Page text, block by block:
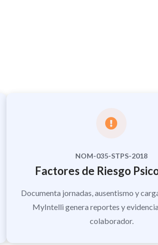
NOM-035-STPS-2018
Factores de Riesgo
Documenta jornadas, ausentismo y
MyIntelli genera reportes y
colaborador.